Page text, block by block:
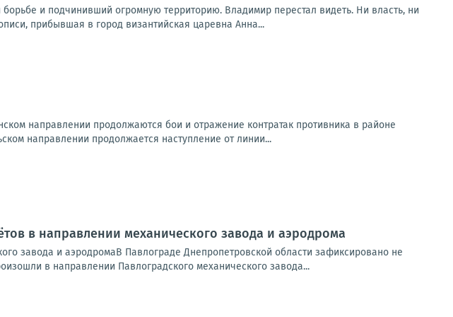
и подчинивший огромную территорию. Владимир перестал видеть. Ни власть, ни
прибывшая в город византийская царевна Анна...
направлении продолжаются бои и отражение контратак противника в районе
направлении продолжается наступление от линии...
в направлении механического завода и аэродрома
завода и аэродромаВ Павлограде Днепропетровской области зафиксировано не
в направлении Павлоградского механического завода...